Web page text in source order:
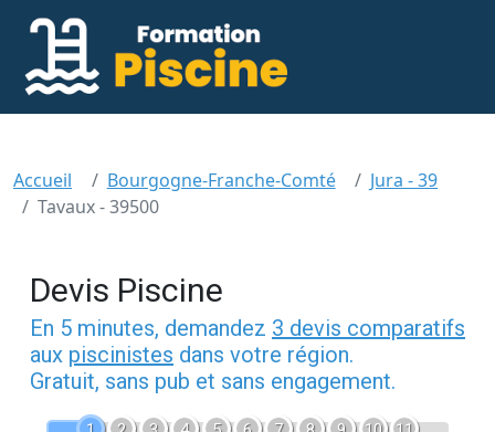
Accueil Bourgogne-Franche-Comté
Jura - 39
Tavaux - 39500
Devis Piscine
En 5 minutes, demandez 3 devis comparatifs
aux piscinistes dans votre région.
Gratuit, sans pub et sans engagement.